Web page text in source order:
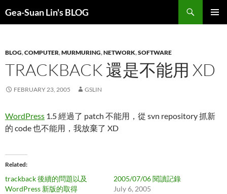
Gea-Suan Lin's BLOG
BLOG,COMPUTER,MURMURING,NETWORK,SOFTWARE
TRACKBACK 還是不能用 XD
FEBRUARY 23, 2005 GSLIN
WordPress 1.5 經過了 patch 不能用，從 svn repository 抓新
的 code 也不能用，我放棄了 XD
Related
trackback 後續的問題以及
WordPress 新版的取得
2005/07/06 閱讀記錄
July 6, 2005